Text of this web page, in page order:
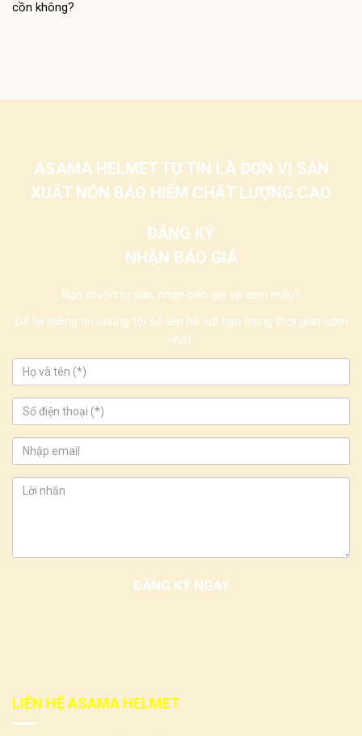
ASAMA HELMET TỰ TIN LÀ ĐƠN VỊ SẢN
XUẤT NÓN BẢO HIỂM CHẤT LƯỢNG CAO
ĐĂNG KÝ
NHẬN BÁO GIÁ
Bạn muốn tư vấn, nhận báo giá và xem mẫu?
Để lại thông tin chúng tôi sẽ liên hệ với bạn trong thời gian sớm
nhất.
LIÊN HỆ ASAMA HELMET